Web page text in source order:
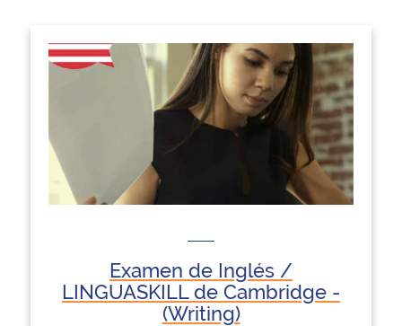
Examen de Inglés /
LINGUASKILL de Cambridge -
(Writing)